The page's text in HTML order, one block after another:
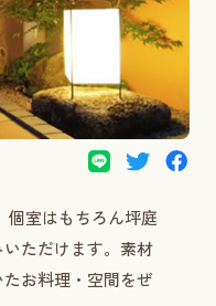
個室はもちろん坪庭
ただけます。素材
お料理・空間をぜ